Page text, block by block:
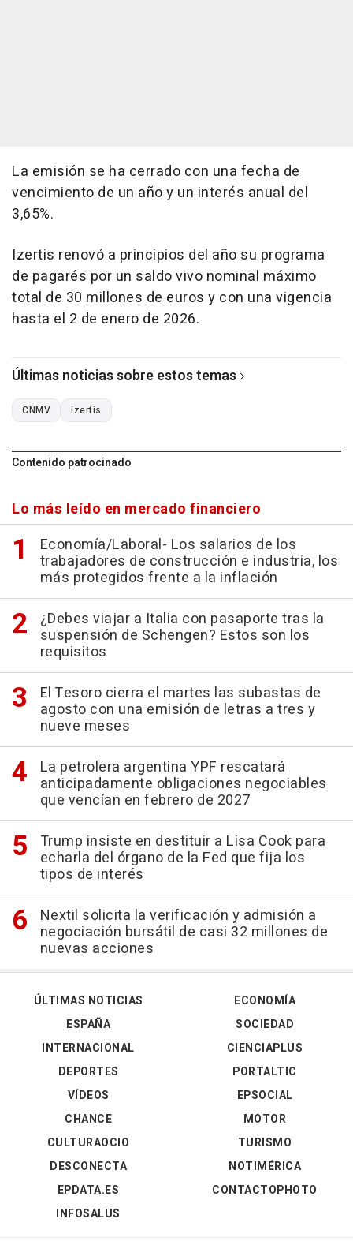
La emisión se ha cerrado con una fecha de
vencimiento de un año y un interés anual del
3,65%.
Izertis renovó a principios del año su programa
de pagarés por un saldo vivo nominal máximo
total de 30 millones de euros y con una vigencia
hasta el 2 de enero de 2026.
Últimas noticias sobre estos temas
CNMV izertis
Contenido patrocinado
Lo más leído en mercado financiero
Economía/Laboral- Los salarios de los
trabajadores de construcción e industria, los
más protegidos frente a la inflación
¿Debes viajar a Italia con pasaporte tras la
suspensión de Schengen? Estos son los
requisitos
El Tesoro cierra el martes las subastas de
agosto con una emisión de letras a tres y
nueve meses
La petrolera argentina YPF rescatará
anticipadamente obligaciones negociables
que vencían en febrero de 2027
Trump insiste en destituir a Lisa Cook para
echarla del órgano de la Fed que fija los
tipos de interés
Nextil solicita la verificación y admisión a
negociación bursátil de casi 32 millones de
nuevas acciones
ÚLTIMAS NOTICIAS
ESPAÑA
INTERNACIONAL
DEPORTES
VÍDEOS
ECONOMÍA
SOCIEDAD
CIENCIAPLUS
PORTALTIC
EPSOCIAL
CHANCE
CULTURAOCIO
DESCONECTA
EPDATA.ES
INFOSALUS
MOTOR
TURISMO
NOTIMÉRICA
CONTACTOPHOTO